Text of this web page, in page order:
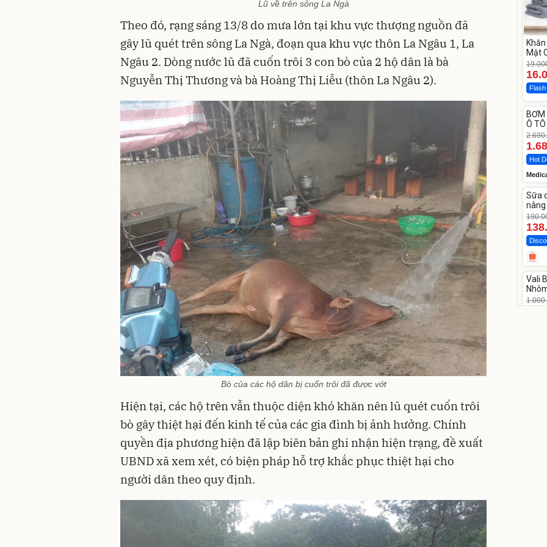
Lũ về trên sông La Ngà
Theo đó, rạng sáng 13/8 do mưa lớn tại khu vực thượng nguồn đã
gây lũ quét trên sông La Ngà, đoạn qua khu vực thôn La Ngâu 1, La
Ngâu 2. Dòng nước lũ đã cuốn trôi 3 con bò của 2 hộ dân là bà
Nguyễn Thị Thương và bà Hoàng Thị Liễu (thôn La Ngâu 2).
Bò của các hộ dân bị cuốn trôi đã được vớt
Hiện tại, các hộ trên vẫn thuộc diện khó khăn nên lũ quét cuốn trôi
bò gây thiệt hại đến kinh tế của các gia đình bị ảnh hưởng. Chính
quyền địa phương hiện đã lập biên bản ghi nhận hiện trạng, đề xuất
UBND xã xem xét, có biện pháp hỗ trợ khắc phục thiệt hại cho
người dân theo quy định.
Mặt
Flash
-37%
BƠM
Ô TÔ
Hot
-27%
Sữa
-17%
Vali
20/